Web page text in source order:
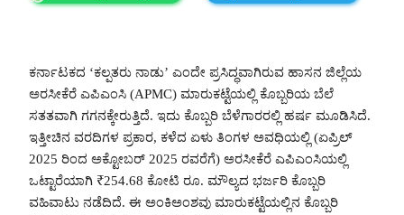
ಕರ್ನಾಟಕದ ‘ಕಲ್ಪತರು ನಾಡು’ ಎಂದೇ ಪ್ರಸಿದ್ಧವಾಗಿರುವ ಹಾಸನ ಜಿಲ್ಲೆಯ
ಅರಸೀಕೆರೆ ಎಪಿಎಂಸಿ (APMC) ಮಾರುಕಟ್ಟೆಯಲ್ಲಿ ಕೊಬ್ಬರಿಯ ಬೆಲೆ
ಸತತವಾಗಿ ಗಗನಕ್ಕೇರುತ್ತಿದೆ. ಇದು ಕೊಬ್ಬರಿ ಬೆಳೆಗಾರರಲ್ಲಿ ಹರ್ಷ ಮೂಡಿಸಿದೆ.
ಇತ್ತೀಚಿನ ವರದಿಗಳ ಪ್ರಕಾರ, ಕಳೆದ ಏಳು ತಿಂಗಳ ಅವಧಿಯಲ್ಲಿ (ಏಪ್ರಿಲ್
2025 ರಿಂದ ಅಕ್ಟೋಬರ್ 2025 ರವರೆಗೆ) ಅರಸೀಕೆರೆ ಎಪಿಎಂಸಿಯಲ್ಲಿ
ಒಟ್ಟಾರೆಯಾಗಿ ₹254.68 ಕೋಟಿ ರೂ. ಮೌಲ್ಯದ ಭರ್ಜರಿ ಕೊಬ್ಬರಿ
ವಹಿವಾಟು ನಡೆದಿದೆ. ಈ ಅಂಕಿಅಂಶವು ಮಾರುಕಟ್ಟೆಯಲ್ಲಿನ ಕೊಬ್ಬರಿ